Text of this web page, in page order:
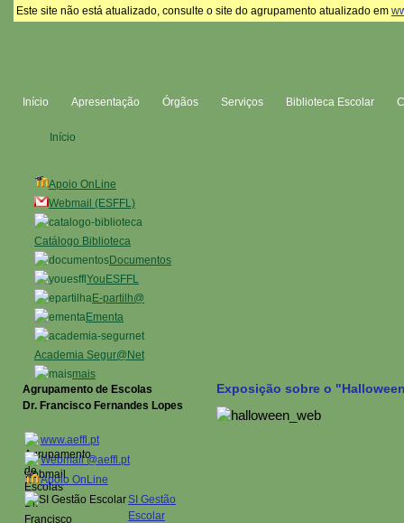
Este site não está atualizado, consulte o site do agrupamento atualizado em
Início Apresentação Órgãos Serviços Biblioteca Escolar
Apoio OnLine
Webmail (ESFFL)
Catálogo Biblioteca
Documentos
YouESFFL
E-partilh@
Ementa
Academia Segur@Net
mais
Início
Exposição sobre o
Agrupamento de Escolas
Dr. Francisco Fernandes Lopes
www.aeffl.pt
Webmail @aeffl.pt
Apoio OnLine
SI Gestão
Escolar